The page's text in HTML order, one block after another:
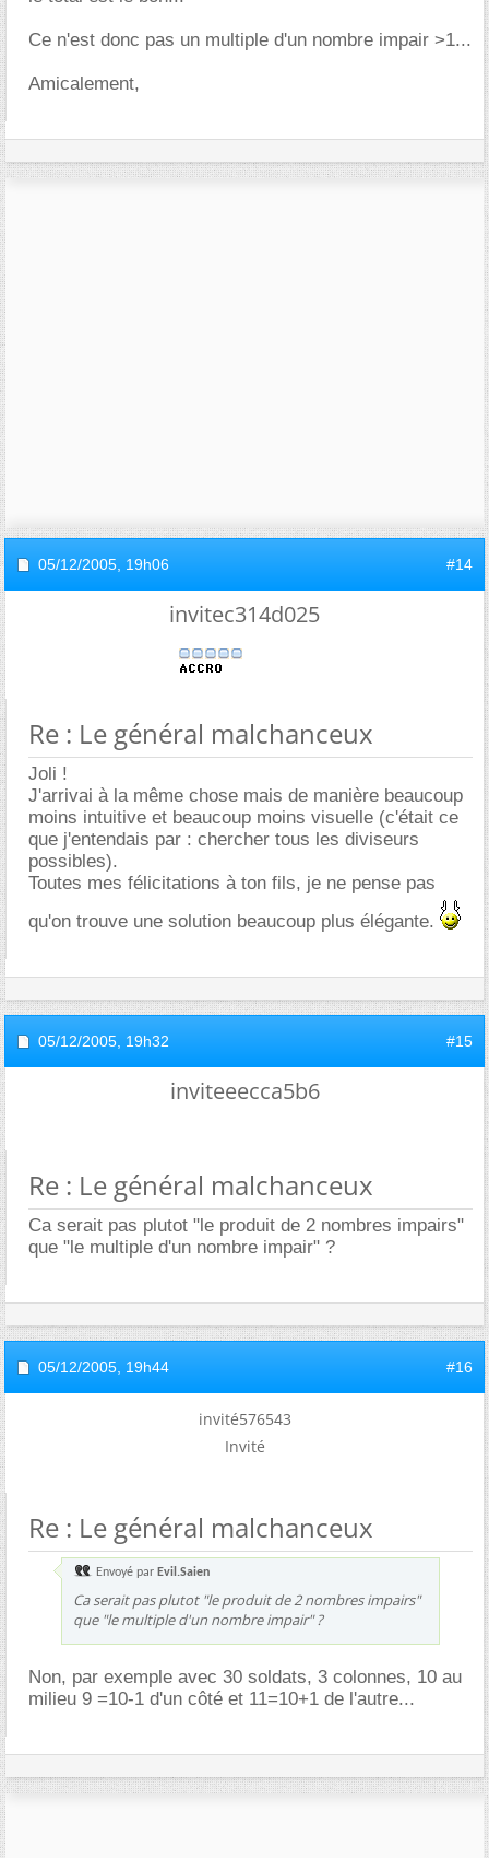
Ce n'est donc pas un multiple d'un nombre impair >1...
Amicalement,
05/12/2005, 19h06 #14
invitec314d025
Re : Le général malchanceux
Joli !
J'arrivai à la même chose mais de manière beaucoup
moins intuitive et beaucoup moins visuelle (c'était ce
que j'entendais par : chercher tous les diviseurs
possibles).
Toutes mes félicitations à ton fils, je ne pense pas
qu'on trouve une solution beaucoup plus élégante.
05/12/2005, 19h32 #15
inviteeecca5b6
Re : Le général malchanceux
Ca serait pas plutot "le produit de 2 nombres impairs"
que "le multiple d'un nombre impair" ?
05/12/2005, 19h44 #16
invité576543
Invité
Re : Le général malchanceux
Envoyé par Evil.Saien
Ca serait pas plutot "le produit de 2 nombres impairs"
que "le multiple d'un nombre impair" ?
Non, par exemple avec 30 soldats, 3 colonnes, 10 au
milieu 9 =10-1 d'un côté et 11=10+1 de l'autre...